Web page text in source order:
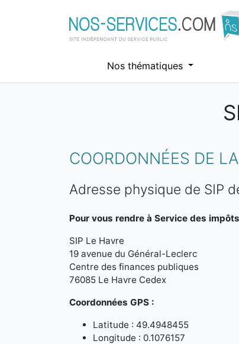
Nos thématiques
COORDONNÉES DE
Adresse physique de SIP
Pour vous rendre à Service des
SIP Le Havre
19 avenue du Général-Leclerc
Centre des finances publiques
76085 Le Havre Cedex
Coordonnées GPS :
Latitude : 49.4948455
Longitude : 0.1076157